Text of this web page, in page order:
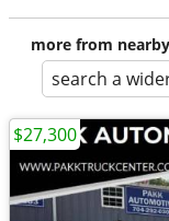
more from
search a
$27,300